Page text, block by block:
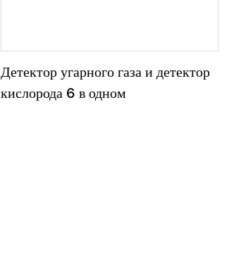
Детектор угарного газа и детектор
кислорода 6 в одном